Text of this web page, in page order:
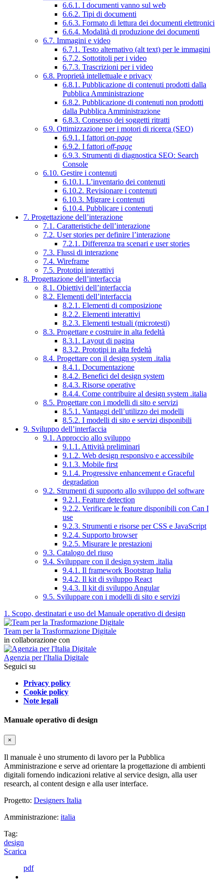
6.6.1. I documenti vanno sul web
6.6.2. Tipi di documenti
6.6.3. Formato di lettura dei documenti elettronici
6.6.4. Modalità di produzione dei documenti
6.7. Immagini e video
6.7.1. Testo alternativo (alt text) per le immagini
6.7.2. Sottotitoli per i video
6.7.3. Trascrizioni per i video
6.8. Proprietà intellettuale e privacy
6.8.1. Pubblicazione di contenuti prodotti dalla
Pubblica Amministrazione
6.8.2. Pubblicazione di contenuti non prodotti
dalla Pubblica Amministrazione
6.8.3. Consenso dei soggetti ritratti
6.9. Ottimizzazione per i motori di ricerca (SEO)
6.9.1. I fattori on-page
6.9.2. I fattori off-page
6.9.3. Strumenti di diagnostica SEO: Search
Console
6.10. Gestire i contenuti
6.10.1. L’inventario dei contenuti
6.10.2. Revisionare i contenuti
6.10.3. Migrare i contenuti
6.10.4. Pubblicare i contenuti
7. Progettazione dell’interazione
7.1. Caratteristiche dell’interazione
7.2. User stories per definire l’interazione
7.2.1. Differenza tra scenari e user stories
7.3. Flussi di interazione
7.4. Wireframe
7.5. Prototipi interattivi
8. Progettazione dell’interfaccia
8.1. Obiettivi dell’interfaccia
8.2. Elementi dell’interfaccia
8.2.1. Elementi di composizione
8.2.2. Elementi interattivi
8.2.3. Elementi testuali (microtesti)
8.3. Progettare e costruire in alta fedeltà
8.3.1. Layout di pagina
8.3.2. Prototipi in alta fedeltà
8.4. Progettare con il design system .italia
8.4.1. Documentazione
8.4.2. Benefici del design system
8.4.3. Risorse operative
8.4.4. Come contribuire al design system .italia
8.5. Progettare con i modelli di sito e servizi
8.5.1. Vantaggi dell’utilizzo dei modelli
8.5.2. I modelli di sito e servizi disponibili
9. Sviluppo dell’interfaccia
9.1. Approccio allo sviluppo
9.1.1. Attività preliminari
9.1.2. Web design responsivo e accessibile
9.1.3. Mobile first
9.1.4. Progressive enhancement e Graceful
degradation
9.2. Strumenti di supporto allo sviluppo del software
9.2.1. Feature detection
9.2.2. Verificare le feature disponibili con Can I
use
9.2.3. Strumenti e risorse per CSS e JavaScript
9.2.4. Supporto browser
9.2.5. Misurare le prestazioni
9.3. Catalogo del riuso
9.4. Sviluppare con il design system .italia
9.4.1. Il framework Bootstrap Italia
9.4.2. Il kit di sviluppo React
9.4.3. Il kit di sviluppo Angular
9.5. Sviluppare con i modelli di sito e servizi
1. Scopo, destinatari e uso del Manuale operativo di design
Team per la Trasformazione Digitale
in collaborazione con
Agenzia per l'Italia Digitale
Seguici su
Privacy policy
Cookie policy
Note legali
Manuale operativo di design
×
Il manuale è uno strumento di lavoro per la Pubblica
Amministrazione e serve ad orientare la progettazione di ambienti
digitali fornendo indicazioni relative al service design, alla user
research, al content design e alla user interface.
Progetto: Designers Italia
Amministrazione: italia
Tag:
design
Scarica
pdf